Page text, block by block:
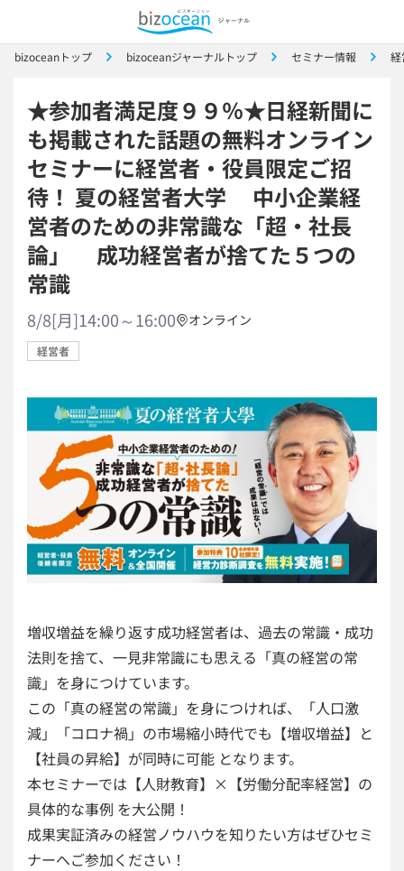
bizoceanトップ bizoceanジャーナルトップ セミナー情報 経
★参加者満足度９９％★日経新聞に
も掲載された話題の無料オンライン
セミナーに経営者・役員限定ご招
待！ 夏の経営者大学 中小企業経
営者のための非常識な「超・社長
論」 成功経営者が捨てた５つの
常識
8/8[月]14:00～16:00 オンライン
経営者
増収増益を繰り返す成功経営者は、過去の常識・成功
法則を捨て、一見非常識にも思える「真の経営の常
識」を身につけています。
この「真の経営の常識」を身につければ、「人口激
減」「コロナ禍」の市場縮小時代でも【増収増益】と
【社員の昇給】が同時に可能 となります。
本セミナーでは【人財教育】×【労働分配率経営】の
具体的な事例 を大公開！
成果実証済みの経営ノウハウを知りたい方はぜひセミ
ナーへご参加ください！